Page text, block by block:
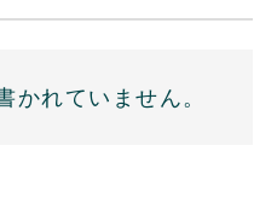
かれていません。